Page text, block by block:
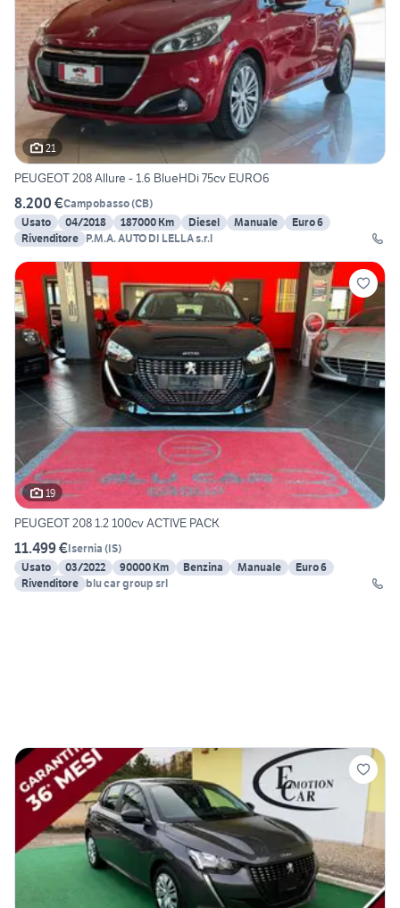
21
PEUGEOT 208 Allure - 1.6 BlueHDi 75cv EURO6
8.200 €Campobasso(CB)
Usato
04/2018 187000 Km Diesel Manuale
Euro 6
Rivenditore P.M.A. AUTO DI LELLA s.r.l
19
PEUGEOT 208 1.2 100cv ACTIVE PACK
11.499 €Isernia (IS)
Usato
03/2022 90000 Km Benzina Manuale
Euro 6
Rivenditore blu car group srl